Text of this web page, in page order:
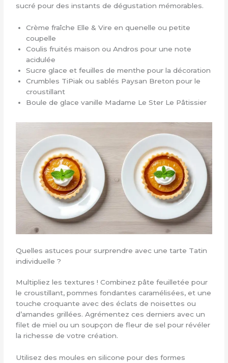
sucré pour des instants de dégustation mémorables.
Crème fraîche Elle & Vire en quenelle ou petite
coupelle
Coulis fruités maison ou Andros pour une note
acidulée
Sucre glace et feuilles de menthe pour la décoration
Crumbles TiPiak ou sablés Paysan Breton pour le
croustillant
Boule de glace vanille Madame Le Ster Le Pâtissier
Quelles astuces pour surprendre avec une tarte Tatin
individuelle ?
Multipliez les textures ! Combinez pâte feuilletée pour
le croustillant, pommes fondantes caramélisées, et une
touche croquante avec des éclats de noisettes ou
d’amandes grillées. Agrémentez ces derniers avec un
filet de miel ou un soupçon de fleur de sel pour révéler
la richesse de votre création.
Utilisez des moules en silicone pour des formes